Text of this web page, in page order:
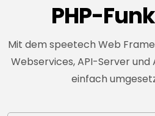
PHP-
Mit dem speetech Web
Webservices, API-Server
einfach